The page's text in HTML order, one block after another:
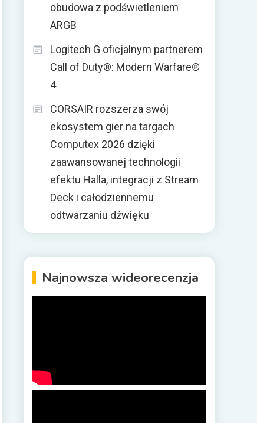
obudowa z podświetleniem
ARGB
Logitech G oficjalnym partnerem
Call of Duty®: Modern Warfare®
4
CORSAIR rozszerza swój
ekosystem gier na targach
Computex 2026 dzięki
zaawansowanej technologii
efektu Halla, integracji z Stream
Deck i całodziennemu
odtwarzaniu dźwięku
Najnowsza wideorecenzja